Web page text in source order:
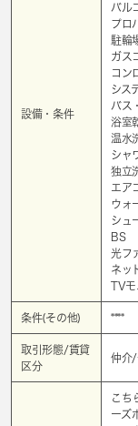
設備・条件
バル
プロ
駐輪
ガス
コン
シス
バス
浴室
温水
シャ
独立
エア
ウォ
シュ
BS
光フ
ネッ
TVモ
条件(その他) ****
取引形態/賃貸
区分
仲介
こち
ーズ